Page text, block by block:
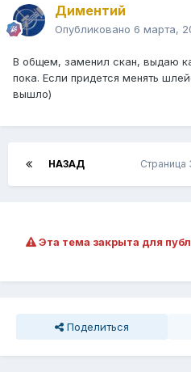
Диментий
Опубликовано 6 марта,
В общем, заменил скан, выдаю
пока. Если придется менять
вышло)
НАЗАД Страница
Эта тема закрыта для
Поделиться